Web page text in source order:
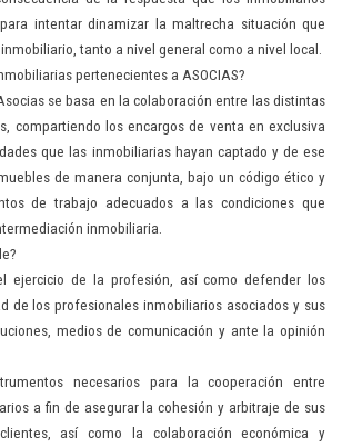
intentar dinamizar la maltrecha situación que
tanto a nivel general como a nivel local.
pertenecientes a ASOCIAS?
se basa en la colaboración entre las distintas
compartiendo los encargos de venta en exclusiva
que las inmobiliarias hayan captado y de ese
de manera conjunta, bajo un código ético y
de trabajo adecuados a las condiciones que
inmobiliaria.
ejercicio de la profesión, así como defender los
de los profesionales inmobiliarios asociados y sus
medios de comunicación y ante la opinión
necesarios para la cooperación entre
a fin de asegurar la cohesión y arbitraje de sus
así como la colaboración económica y